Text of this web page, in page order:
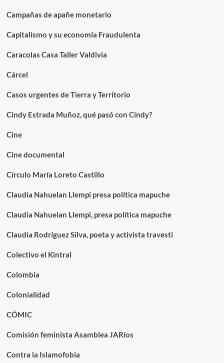
Campañas de apañe monetario
Capitalismo y su economía Fraudulenta
Caracolas Casa Taller Valdivia
Cárcel
Casos urgentes de Tierra y Territorio
Cindy Estrada Muñoz, qué pasó con Cindy?
Cine
Cine documental
Círculo María Loreto Castillo
Claudia Nahuelan Llempi presa política mapuche
Claudia Nahuelan Llempi, presa política mapuche
Claudia Rodríguez Silva, poeta y activista travesti
Colectivo el Kintral
Colombia
Colonialidad
CÓMIC
Comisión feminista Asamblea JARíos
Contra la Islamofobia